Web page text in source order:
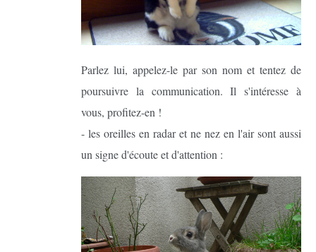
Parlez lui, appelez-le par son nom et tentez de
poursuivre la communication. Il s'intéresse à
vous, profitez-en !
- les oreilles en radar et ne nez en l'air sont aussi
un signe d'écoute et d'attention :